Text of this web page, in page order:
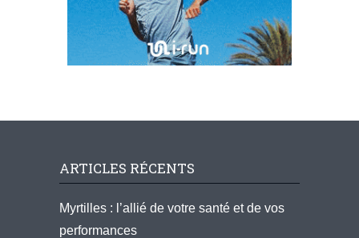
ARTICLES RÉCENTS
Myrtilles : l’allié de votre santé et de vos
performances